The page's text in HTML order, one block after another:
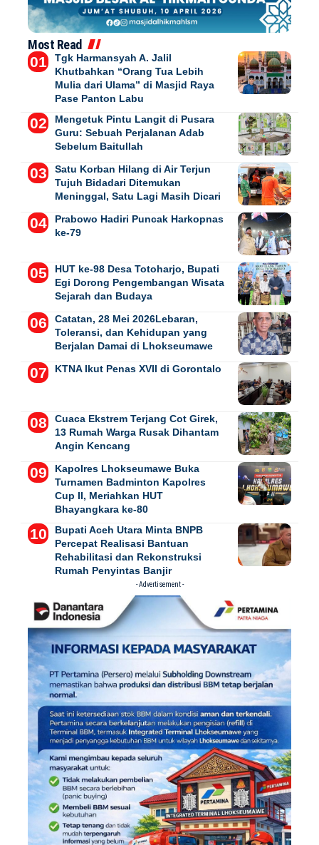
Most Read
Tgk Harmansyah A. Jalil
Khutbahkan “Orang Tua Lebih
Mulia dari Ulama” di Masjid Raya
Pase Panton Labu
Mengetuk Pintu Langit di Pusara
Guru: Sebuah Perjalanan Adab
Sebelum Baitullah
Satu Korban Hilang di Air Terjun
Tujuh Bidadari Ditemukan
Meninggal, Satu Lagi Masih Dicari
Prabowo Hadiri Puncak Harkopnas
ke-79
HUT ke-98 Desa Totoharjo, Bupati
Egi Dorong Pengembangan Wisata
Sejarah dan Budaya
Catatan, 28 Mei 2026Lebaran,
Toleransi, dan Kehidupan yang
Berjalan Damai di Lhokseumawe
KTNA Ikut Penas XVII di Gorontalo
Cuaca Ekstrem Terjang Cot Girek,
13 Rumah Warga Rusak Dihantam
Angin Kencang
Kapolres Lhokseumawe Buka
Turnamen Badminton Kapolres
Cup II, Meriahkan HUT
Bhayangkara ke-80
Bupati Aceh Utara Minta BNPB
Percepat Realisasi Bantuan
Rehabilitasi dan Rekonstruksi
Rumah Penyintas Banjir
- Advertisement -